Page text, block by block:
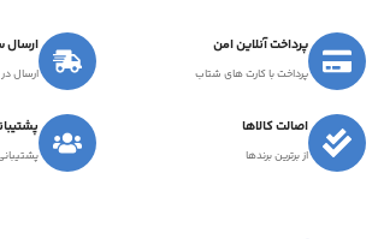
پرداخت آنلاین امن
پرداخت با کارت های شتاب
ارسال
ارسال
اصالت کالاها
از برترین برندها